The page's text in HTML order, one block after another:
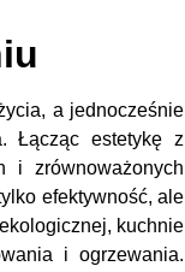
a jednocześnie
Łącząc estetykę z
i zrównoważonych
efektywność, ale
kuchnie
i ogrzewania.